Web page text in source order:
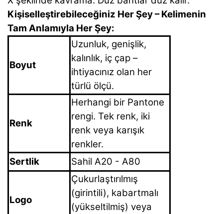
Kişiselleştirebileceğiniz Her Şey – Kelimenin
Tam Anlamıyla Her Şey:
Boyut
Uzunluk, genişlik,
kalınlık, iç çap –
ihtiyacınız olan her
türlü ölçü.
Renk
Herhangi bir Pantone
rengi. Tek renk, iki
renk veya karışık
renkler.
Sertlik
Sahil A20 - A80
Logo
Çukurlaştırılmış
(girintili), kabartmalı
(yükseltilmiş) veya